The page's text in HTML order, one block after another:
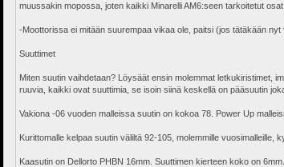
muussakin mopossa, joten kaikki Minarelli AM6:seen tarkoitetut
-Moottorissa ei mitään suurempaa vikaa ole, paitsi (jos tätäkään
Suuttimet
Miten suutin vaihdetaan? Löysäät ensin molemmat letkukiristimet,
ruuvia, kaikki ovat suuttimia, se isoin siinä keskellä on pääsuutin
Vakiona -06 vuoden malleissa suutin on kokoa 78. Power Up
Kurittomalle kelpaa suutin väliltä 92-105, molemmille vuosimalleille,
Kaasutin on Dellorto PHBN 16mm. Suuttimen kierteen koko on 6mm.